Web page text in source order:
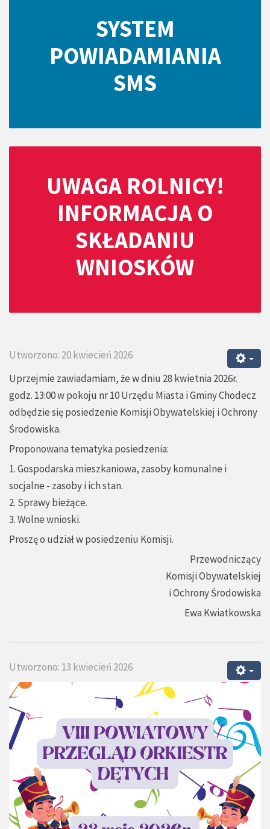
SYSTEM
POWIADAMIANIA
SMS
UWAGA ROLNICY!
INFORMACJA O
SKŁADANIU
WNIOSKÓW
Utworzono: 20 kwiecień 2026
Uprzejmie zawiadamiam, że w dniu 28 kwietnia 2026r.
godz. 13:00 w pokoju nr 10 Urzędu Miasta i Gminy Chodecz
odbędzie się posiedzenie Komisji Obywatelskiej i Ochrony
Środowiska.
Proponowana tematyka posiedzenia:
1. Gospodarska mieszkaniowa, zasoby komunalne i
socjalne - zasoby i ich stan.
2. Sprawy bieżące.
3. Wolne wnioski.
Proszę o udział w posiedzeniu Komisji.
Przewodniczący
Komisji Obywatelskiej
i Ochrony Środowiska
Ewa Kwiatkowska
Utworzono: 13 kwiecień 2026